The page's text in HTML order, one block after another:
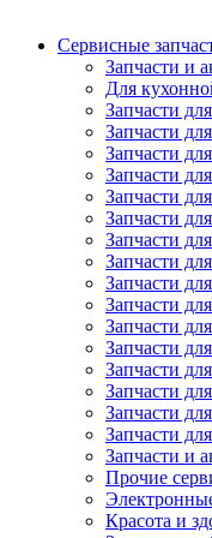
Сервисные
Запчасти и
Для
Запчасти
Запчасти
Запчасти
Запчасти
Запчасти
Запчасти
Запчасти
Запчасти
Запчасти
Запчасти
Запчасти
Запчасти
Запчасти
Запчасти
Запчасти
Запчасти
Запчасти и
Прочие
Красота и